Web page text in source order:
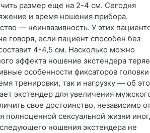
размер еще на 2-4 см. Сегодня
и время ношения прибора.
— неинвазивность. У этих
говоря, если пациент способен без
4-4,5 см. Насколько можно
эффекта ношение экстендера
особенности фиксаторов головки
тренировки, так и нагрузку — об
экстендер для увеличения
свое достоинство, независимо
полноценной сексуальной жизни
ношения экстендера не